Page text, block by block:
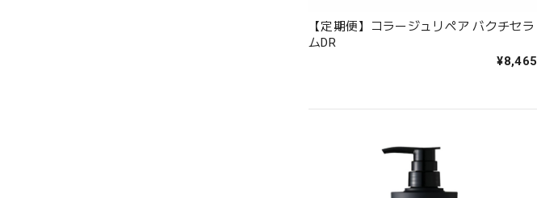
【定期便】コラージュリペア バクチセラ
ムDR
¥8,465